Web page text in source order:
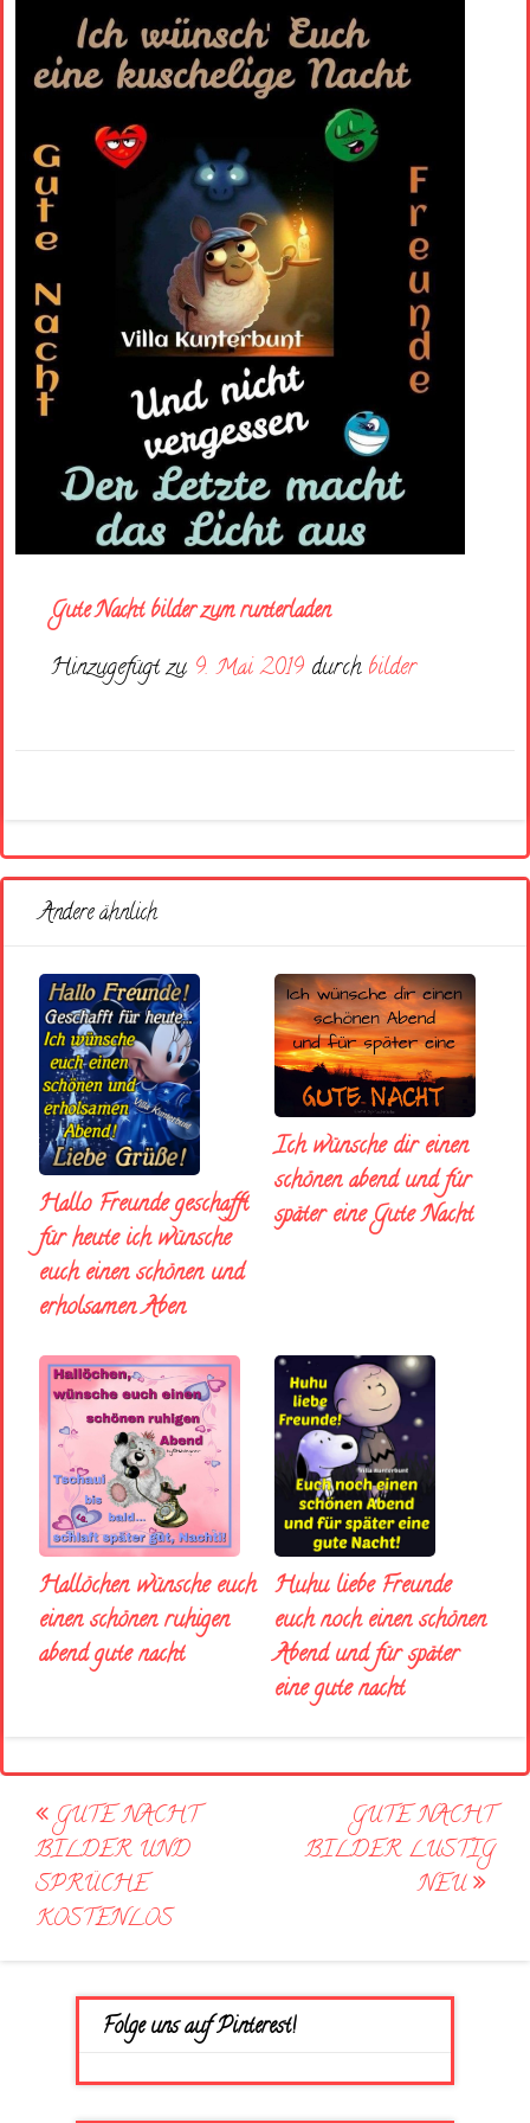
Gute Nacht bilder zum runterladen
Hinzugefügt zu 9. Mai 2019 durch bilder
Andere ähnlich
Hallo Freunde geschafft
für heute ich wünsche
euch einen schönen und
erholsamen Aben
Ich wünsche dir einen
schönen abend und fúr
später eine Gute Nacht
Hallöchen wünsche euch
einen schönen ruhigen
abend gute nacht
Huhu liebe Freunde
euch noch einen schönen
Abend und für später
eine gute nacht
Post
navigation
GUTE NACHT
BILDER UND
SPRÜCHE
KOSTENLOS
GUTE NACHT
BILDER LUSTIG
NEU
Folge uns auf Pinterest!